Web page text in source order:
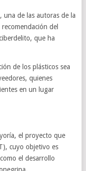
una de las autoras de la
del
que ha
de los plásticos sea
quienes
en un lugar
el proyecto que
cuyo objetivo es
el desarrollo